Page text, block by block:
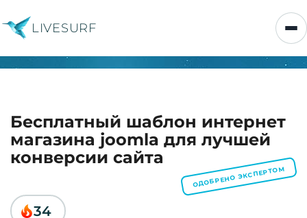
LIVESURF
Бесплатный шаблон интернет
магазина joomla для лучшей
конверсии сайта
ОДОБРЕНО ЭКСПЕРТОМ
34